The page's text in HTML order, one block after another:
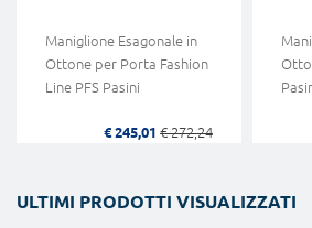
Maniglione Esagonale in
Ottone per Porta Fashion
Line PFS Pasini
€ 245,01 € 272,24
ULTIMI PRODOTTI VISUALIZZATI